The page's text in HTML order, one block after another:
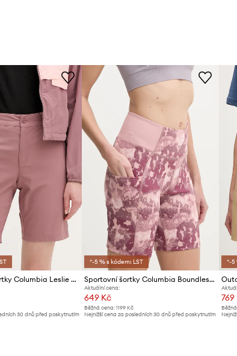
Outdoorové šortky Columbia Leslie Falls
30 dnů před poskytnutím
*-5 % s kódem: LST
Sportovní šortky Columbia Boundless Trek
Aktuální cena:
649 Kč
Běžná cena: 1199 Kč
Nejnižší cena za posledních 30 dnů před poskytnutím
*-5
769